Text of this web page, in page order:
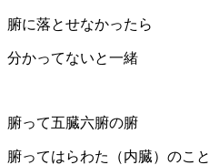
腑に落とせなかったら
分かってないと一緒
腑って五臓六腑の腑
腑ってはらわた（内臓）のこと